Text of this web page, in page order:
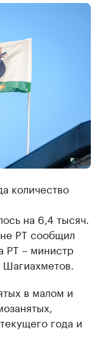
количество
на 6,4 тысяч.
РТ сообщил
РТ – министр
в малом и
года и